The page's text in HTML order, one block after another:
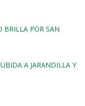
BRILLA POR SAN
A JARANDILLA Y